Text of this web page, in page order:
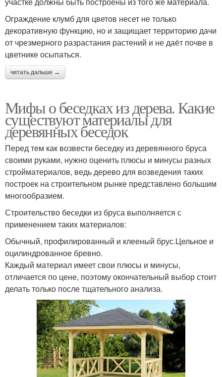
Ограждение клумб для цветов несет не только
декоративную функцию, но и защищает территорию дачи
от чрезмерного разрастания растений и не даёт почве в
цветнике осыпаться.
читать дальше →
Мифы о беседках из дерева. Какие
существуют материалы для
деревянных беседок
Перед тем как возвести беседку из деревянного бруса
своими руками, нужно оценить плюсы и минусы разных
стройматериалов, ведь дерево для возведения таких
построек на строительном рынке представлено большим
многообразием.
Строительство беседки из бруса выполняется с
применением таких материалов:
Обычный, профилированный и клееный брус.Цельное и
оцилиндрованное бревно.
Каждый материал имеет свои плюсы и минусы,
отличается по цене, поэтому окончательный выбор стоит
делать только после тщательного анализа.